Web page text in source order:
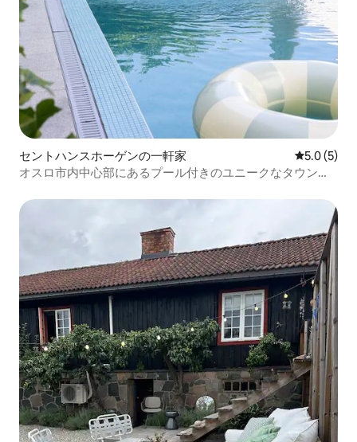
セントハンスホーゲンの一軒家 レビュー5
5.0 (5)
オスロ市内中心部にあるプール付きのユニークなタウンハ